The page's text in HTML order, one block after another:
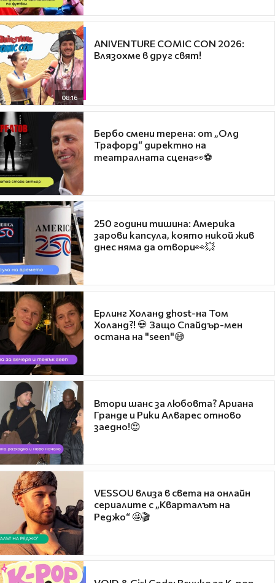
08:16
ANIVENTURE COMIC CON 2026:
Влязохме в друг свят!
Бербо смени терена: от „Олд
Трафорд“ директно на
театралната сцена👀⚽
250 години тишина: Америка
зарови капсула, която никой жив
днес няма да отвори👀💥
Ерлинг Холанд ghost-на Том
Холанд?! 💀 Защо Спайдър-мен
остана на "seen"😅
Втори шанс за любовта? Ариана
Гранде и Рики Алварес отново
заедно!😍
VESSOU влиза в света на онлайн
сериалите с „Кварталът на
Реджо“ 🤩🎬